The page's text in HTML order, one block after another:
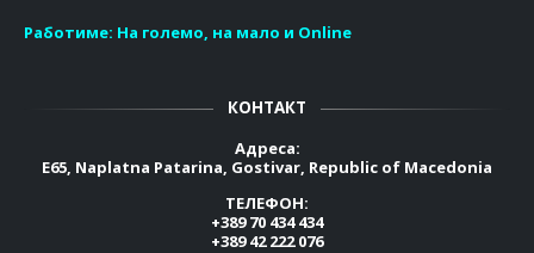
Работиме: На големо, на мало и Online
КОНТАКТ
Адреса:
E65, Naplatna Patarina, Gostivar, Republic of Macedonia
ТЕЛЕФОН:
+389 70 434 434
+389 42 222 076